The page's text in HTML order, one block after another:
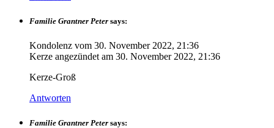
Familie Grantner Peter says:
Kondolenz vom 30. November 2022, 21:36
Kerze angezündet am 30. November 2022, 21:36
Kerze-Groß
Antworten
Familie Grantner Peter says: